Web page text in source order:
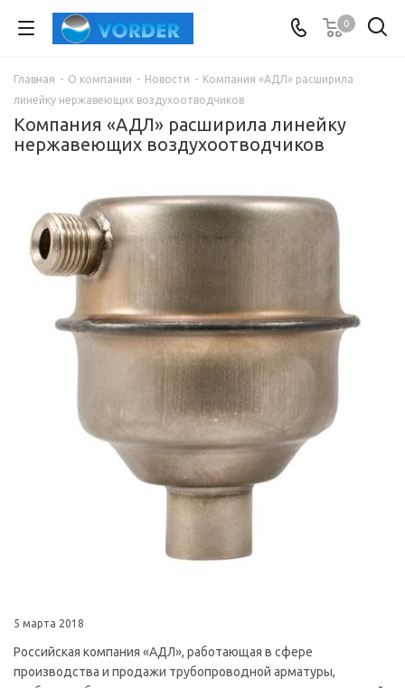
0
Главная - О компании - Новости - Компания «АДЛ» расширила
линейку нержавеющих воздухоотводчиков
Компания «АДЛ» расширила линейку
нержавеющих воздухоотводчиков
5 марта 2018
Российская компания «АДЛ», работающая в сфере
производства и продажи трубопроводной арматуры,